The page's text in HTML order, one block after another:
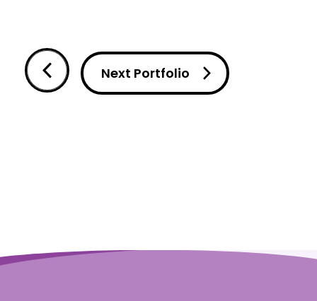
Next Portfolio